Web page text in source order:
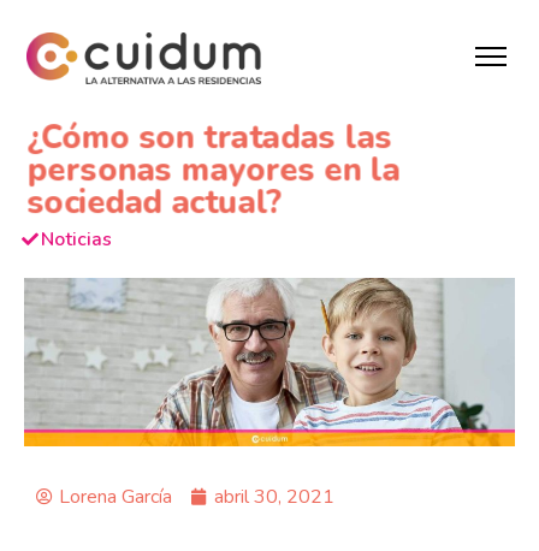
¿Cómo son tratadas las
personas mayores en la
sociedad actual?
Noticias
Lorena García abril 30, 2021